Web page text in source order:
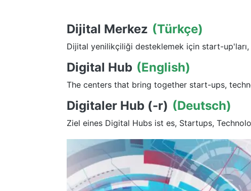
Dijital Merkez (Türkçe)
Dijital yenilikçiliği desteklemek için start-
Digital Hub (English)
The centers that bring together start-ups,
Digitaler Hub (-r) (Deutsch)
Ziel eines Digital Hubs ist es, Startups,